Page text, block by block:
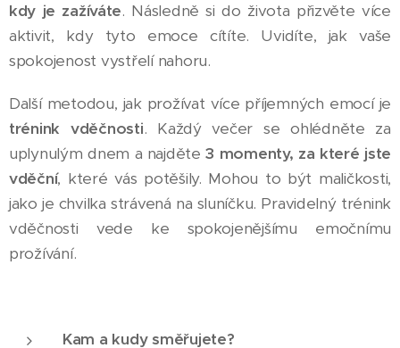
kdy je zažíváte. Následně si do života přizvěte více
aktivit, kdy tyto emoce cítíte. Uvidíte, jak vaše
spokojenost vystřelí nahoru.
Další metodou, jak prožívat více příjemných emocí je
trénink vděčnosti. Každý večer se ohlédněte za
uplynulým dnem a najděte3 momenty, za které jste
vděční, které vás potěšily. Mohou to být maličkosti,
jako je chvilka strávená na sluníčku. Pravidelný trénink
vděčnosti vede ke spokojenějšímu emočnímu
prožívání.
Kam a kudy směřujete?